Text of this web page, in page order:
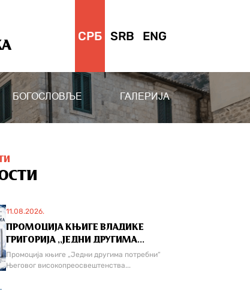
СРБ SRB ENG
БОГОСЛОВЉЕ ГАЛЕРИЈА
11.08.2026.
ПРОМОЦИЈА КЊИГЕ ВЛАДИКЕ
ГРИГОРИЈА ,,ЈЕДНИ ДРУГИМА...
Промоција књиге „Једни другима потребни“
Његовог високопреосвештенства...